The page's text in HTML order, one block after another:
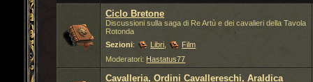
Ciclo Bretone
Discussioni sulla saga di Re Artù e dei cavalieri della Tavola
Rotonda
Sezioni: Libri
Film
Moderatori: Hastatus77
Cavalleria, Ordini Cavallereschi, Araldica